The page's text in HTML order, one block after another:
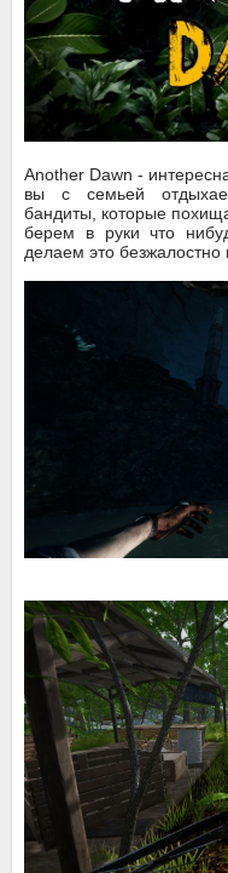
Another Dawn -
вы с семьей
бандиты, которые
берем в руки что
делаем это безжалостно